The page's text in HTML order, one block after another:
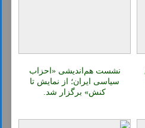
نشست هم‌اندیشی «احزاب
سیاسی ایران؛ از نمایش تا
کنش» برگزار شد.